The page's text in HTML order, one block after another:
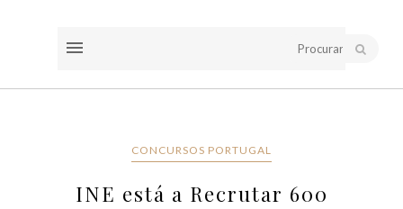
CONCURSOS PORTUGAL
INE está a Recrutar 600